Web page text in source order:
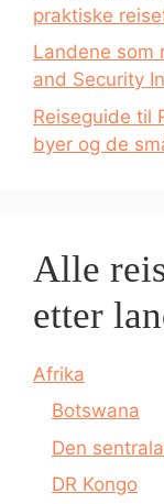
praktiske
Landene som
and Security
Reiseguide til
byer og de
Alle
etter
Afrika
Botswana
Den
DR Kongo